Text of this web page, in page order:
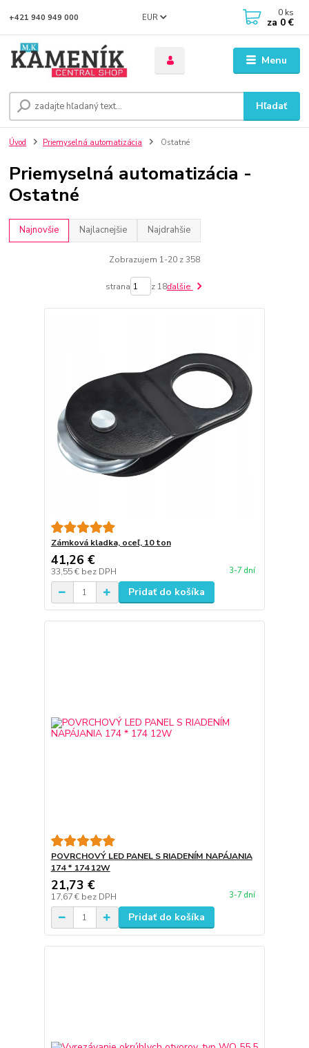
Menu
EUR
Hľadať
+421 940 949 000 0 ks
za 0 €
Úvod Priemyselná automatizácia Ostatné
Priemyselná automatizácia -
Ostatné
Najnovšie Najlacnejšie Najdrahšie
Zobrazujem 1-20 z 358
strana z 18ďalšie
Zámková kladka, oceľ, 10 ton
41,26 €
33,55 € bez DPH 3-7 dní
Pridať do košíka
POVRCHOVÝ LED PANEL S RIADENÍM NAPÁJANIA
174 * 174 12W
21,73 €
17,67 € bez DPH 3-7 dní
Pridať do košíka